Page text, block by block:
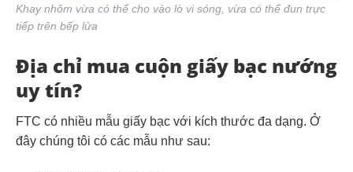
Khay nhôm vừa có thể cho vào lò vi sóng, vừa có thể đun trực
tiếp trên bếp lửa
Địa chỉ mua cuộn giấy bạc nướng
uy tín?
FTC có nhiều mẫu giấy bạc với kích thước đa dạng. Ở
đây chúng tôi có các mẫu như sau: